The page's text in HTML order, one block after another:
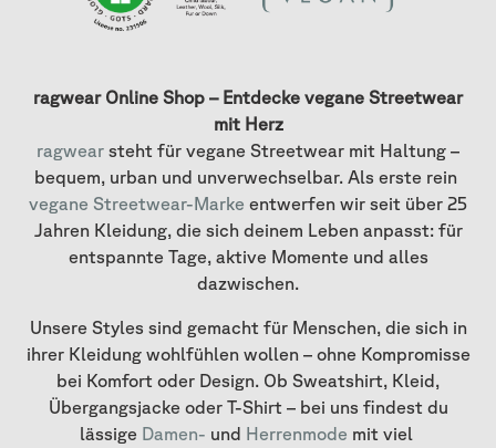
ragwear Online Shop – Entdecke vegane Streetwear
mit Herz
ragwear steht für vegane Streetwear mit Haltung –
bequem, urban und unverwechselbar. Als erste rein
vegane Streetwear-Marke entwerfen wir seit über 25
Jahren Kleidung, die sich deinem Leben anpasst: für
entspannte Tage, aktive Momente und alles
dazwischen.
Unsere Styles sind gemacht für Menschen, die sich in
ihrer Kleidung wohlfühlen wollen – ohne Kompromisse
bei Komfort oder Design. Ob Sweatshirt, Kleid,
Übergangsjacke oder T-Shirt – bei uns findest du
lässige Damen- und Herrenmode mit viel